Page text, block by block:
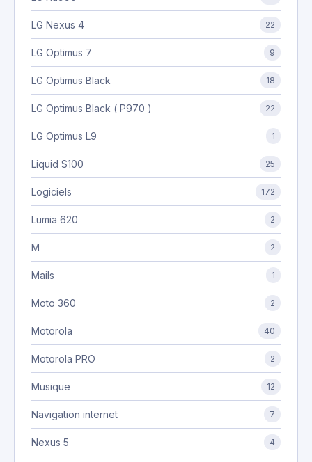
LG Nexus 4 22
LG Optimus 7 9
LG Optimus Black 18
LG Optimus Black ( P970 ) 22
LG Optimus L9 1
Liquid S100 25
Logiciels 172
Lumia 620 2
M 2
Mails 1
Moto 360 2
Motorola 40
Motorola PRO 2
Musique 12
Navigation internet 7
Nexus 5 4